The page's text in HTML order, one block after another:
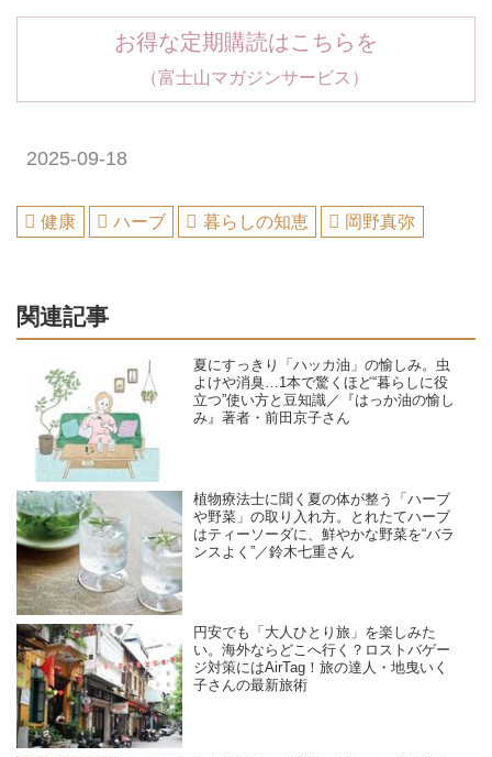
お得な定期購読はこちらを
（富士山マガジンサービス）
2025-09-18
健康 ハーブ 暮らしの知恵 岡野真弥
関連記事
夏にすっきり「ハッカ油」の愉しみ。虫
よけや消臭…1本で驚くほど“暮らしに役
立つ”使い方と豆知識／『はっか油の愉し
み』著者・前田京子さん
植物療法士に聞く夏の体が整う「ハーブ
や野菜」の取り入れ方。とれたてハーブ
はティーソーダに、鮮やかな野菜を“バラ
ンスよく”／鈴木七重さん
円安でも「大人ひとり旅」を楽しみた
い。海外ならどこへ行く？ロストバゲー
ジ対策にはAirTag！旅の達人・地曳いく
子さんの最新旅術